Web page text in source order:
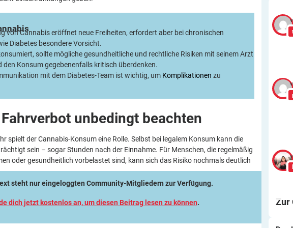
von Cannabis eröffnet neue Freiheiten, erfordert aber bei chronischen
Diabetes besondere Vorsicht.
sollte mögliche gesundheitliche und rechtliche Risiken mit seinem Arzt
den Konsum gegebenenfalls kritisch überdenken.
mit dem Diabetes-Team ist wichtig, um Komplikationen zu
unbedingt beachten
spielt der Cannabis-Konsum eine Rolle. Selbst bei legalem Konsum kann die
sein – sogar Stunden nach der Einnahme. Für Menschen, die regelmäßig
oder gesundheitlich vorbelastet sind, kann sich das Risiko nochmals deutlich
steht nur eingeloggten Community-Mitgliedern zur Verfügung.
dich jetzt kostenlos an, um diesen Beitrag lesen zu können. Zur